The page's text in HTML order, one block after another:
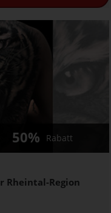
Rheintal-Region
50% Rabatt